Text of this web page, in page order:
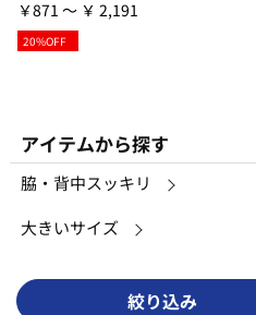
￥871 ～ ￥ 2,191
20%OFF
アイテムから探す
脇・背中スッキリ
大きいサイズ
絞り込み